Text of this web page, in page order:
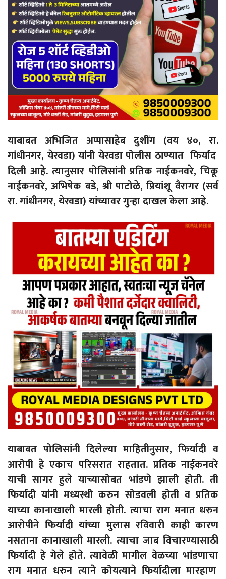
याबाबत अभिजित अप्पासाहेब दुशींग (वय ४०, रा.
गांधीनगर, येरवडा) यांनी येरवडा पोलीस ठाण्यात फिर्याद
दिली आहे. त्यानुसार पोलिसांनी प्रतिक नाईकनवरे, चिकू
नाईकनवरे, अभिषेक बडे, श्री पाटोळे, प्रियांशू वैरागर (सर्व
रा. गांधीनगर, येरवडा) यांच्यावर गुन्हा दाखल केला आहे.
याबाबत पोलिसांनी दिलेल्या माहितीनुसार, फिर्यादी व
आरोपी हे एकाच परिसरात राहतात. प्रतिक नाईकनवरे
याची सागर हुले याच्यासोबत भांडणे झाली होती. ती
फिर्यादी यांनी मध्यस्थी करुन सोडवली होती व प्रतिक
याच्या कानाखाली मारली होती. त्याचा राग मनात धरुन
आरोपीने फिर्यादी यांच्या मुलास रविवारी काही कारण
नसताना कानाखाली मारली. त्याचा जाब विचारण्यासाठी
फिर्यादी हे गेले होते. त्यावेळी मागील वेळच्या भांडणाचा
राग मनात धरुन त्याने कोयत्याने फिर्यादीला मारहाण